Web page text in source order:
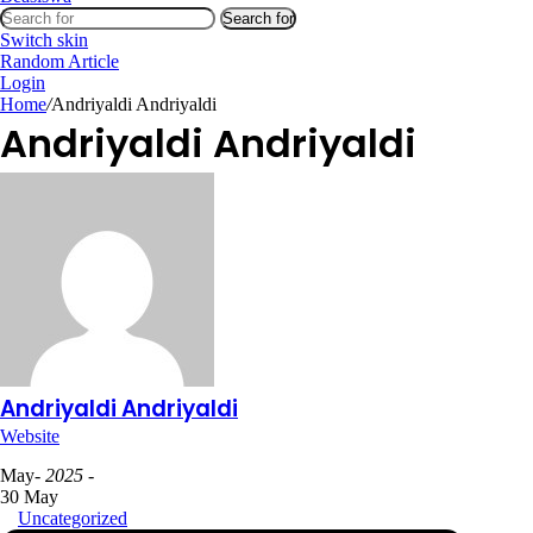
Search for
Switch skin
Random Article
Login
Home/Andriyaldi Andriyaldi
Andriyaldi Andriyaldi
Andriyaldi Andriyaldi
Website
May- 2025 -
30 May
Uncategorized